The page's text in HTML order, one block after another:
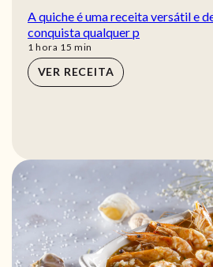
A quiche é uma receita versátil e
conquista qualquer p
1 hora
hora 15 min
min
VER RECEITA